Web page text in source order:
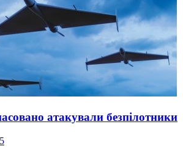
атакували безпілотники